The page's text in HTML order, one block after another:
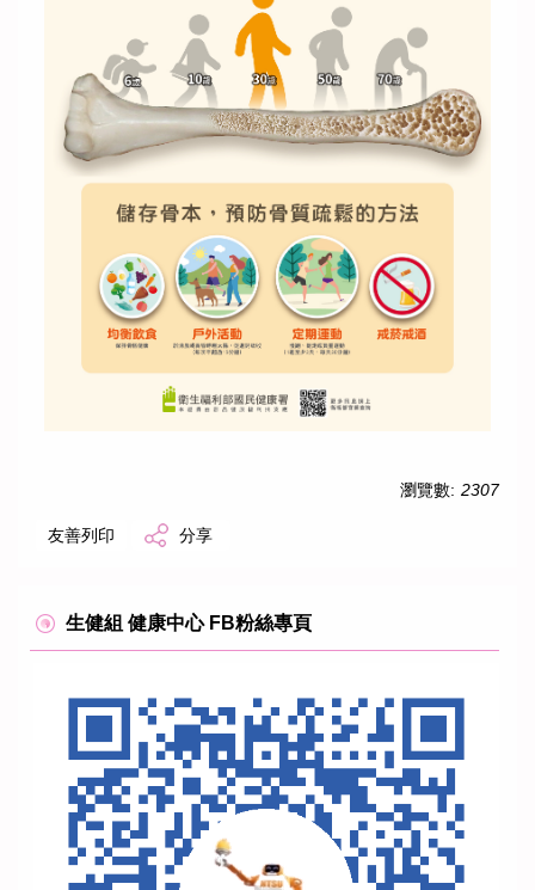
瀏覽數: 2307
友善列印 分享
生健組 健康中心 FB粉絲專頁